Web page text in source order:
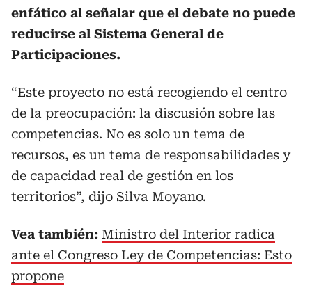
enfático al señalar que el debate no puede
reducirse al Sistema General de
Participaciones.
“Este proyecto no está recogiendo el centro
de la preocupación: la discusión sobre las
competencias. No es solo un tema de
recursos, es un tema de responsabilidades y
de capacidad real de gestión en los
territorios”, dijo Silva Moyano.
Vea también: Ministro del Interior radica
ante el Congreso Ley de Competencias: Esto
propone